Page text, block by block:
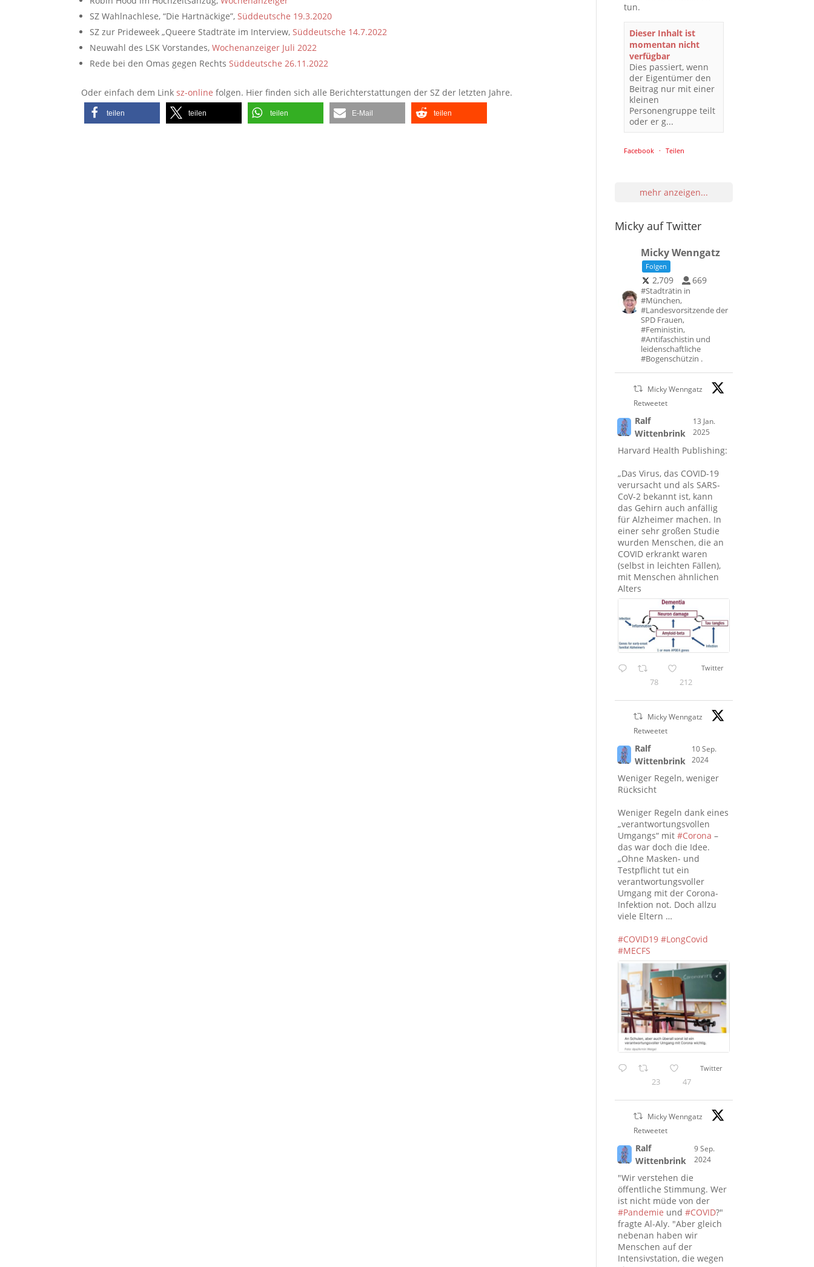
SZ Wahlnachlese, “Die Hartnäckige”,Süddeutsche 19.3.2020
SZ zur Prideweek „Queere Stadträte im Interview,Süddeutsche 14.7.2022
Neuwahl des LSK Vorstandes,Wochenanzeiger Juli 2022
Rede bei den Omas gegen RechtsSüddeutsche 26.11.2022
Oder einfach dem Linksz-online folgen. Hier finden sich alle Berichterstattungen der SZ der letzten Jahre.
teilen teilen teilen E-Mail teilen
tun.
Dieser Inhalt ist
momentan nicht
verfügbar
Dies passiert, wenn
der Eigentümer den
Beitrag nur mit einer
kleinen
Personengruppe teilt
oder er g...
Facebook · Teilen
mehr anzeigen...
Micky auf Twitter
Micky Wenngatz
Folgen
2,709 669
#Stadträtin in
#München,
#Landesvorsitzende der
SPD Frauen,
#Feministin,
#Antifaschistin und
leidenschaftliche
#Bogenschützin .
Micky Wenngatz
Retweetet
Ralf
Wittenbrink
13 Jan.
2025
Harvard Health Publishing:
„Das Virus, das COVID-19
verursacht und als SARS-
CoV-2 bekannt ist, kann
das Gehirn auch anfällig
für Alzheimer machen. In
einer sehr großen Studie
wurden Menschen, die an
COVID erkrankt waren
(selbst in leichten Fällen),
mit Menschen ähnlichen
Alters
78 212
Twitter
Micky Wenngatz
Retweetet
Ralf
Wittenbrink
10 Sep.
2024
Weniger Regeln, weniger
Rücksicht
Weniger Regeln dank eines
„verantwortungsvollen
Umgangs“ mit#Corona –
das war doch die Idee.
„Ohne Masken- und
Testpflicht tut ein
verantwortungsvoller
Umgang mit der Corona-
Infektion not. Doch allzu
viele Eltern …
#COVID19 #LongCovid
#MECFS
23 47
Twitter
Micky Wenngatz
Retweetet
Ralf
Wittenbrink
9 Sep.
2024
"Wir verstehen die
öffentliche Stimmung. Wer
ist nicht müde von der
#Pandemie und#COVID?"
fragte Al-Aly. "Aber gleich
nebenan haben wir
Menschen auf der
Intensivstation, die wegen